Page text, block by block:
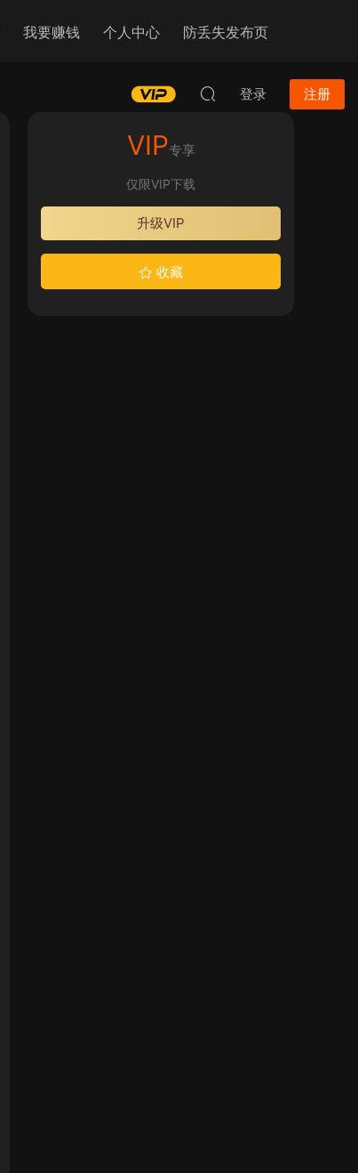
我要赚钱 个人中心 防丢失发布页
登录 注册
VIP专享
仅限VIP下载
升级VIP
收藏